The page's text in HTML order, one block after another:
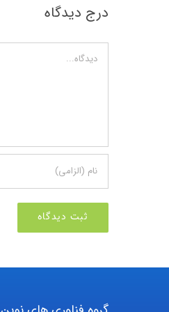
درج دیدگاه
دیدگاه